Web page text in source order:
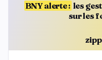
BNY alerte : les
sur les